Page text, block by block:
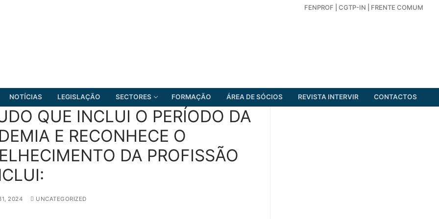
FENPROF CGTP-IN FRENTE COMUM
NOTÍCIAS LEGISLAÇÃO SECTORES FORMAÇÃO ÁREA DE SÓCIOS REVISTA INTERVIR CONTACTOS
FRENTE COMUM
QUE INCLUI O PERÍODO DA
E RECONHECE O
DA PROFISSÃO
2024 UNCATEGORIZED